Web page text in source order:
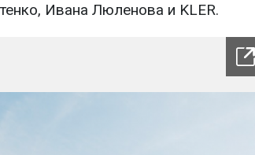
Ивана Люленова и KLER.